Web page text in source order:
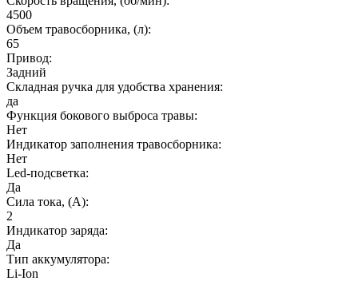
4500
Объем травосборника, (л):
65
Привод:
Задний
Складная ручка для удобства хранения:
да
Функция бокового выброса травы:
Нет
Индикатор заполнения травосборника:
Нет
Led-подсветка:
Да
Сила тока, (А):
2
Индикатор заряда:
Да
Тип аккумулятора:
Li-Ion